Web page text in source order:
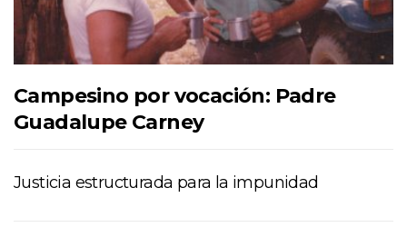
Campesino por vocación: Padre
Guadalupe Carney
Justicia estructurada para la impunidad